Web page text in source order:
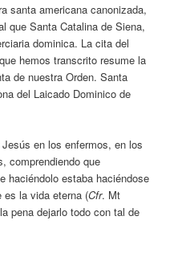
santa americana canonizada,
que Santa Catalina de Siena,
dominica. La cita del
hemos transcrito resume la
de nuestra Orden. Santa
del Laicado Dominico de
en los enfermos, en los
comprendiendo que
haciéndolo estaba haciéndose
es la vida eterna (Cfr. Mt
pena dejarlo todo con tal de